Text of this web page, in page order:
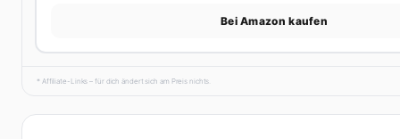
Bei Amazon kaufen
* Affiliate-Links – für dich ändert sich am Preis nichts.